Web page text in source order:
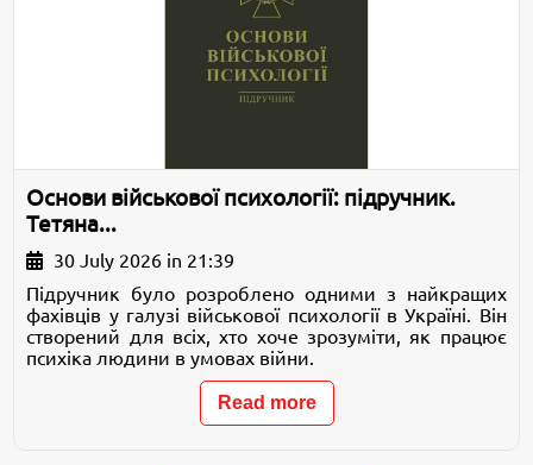
Основи військової психології: підручник.
Тетяна...
30 July 2026 in 21:39
Підручник було розроблено одними з найкращих
фахівців у галузі військової психології в Україні. Він
створений для всіх, хто хоче зрозуміти, як працює
психіка людини в умовах війни.
Read more